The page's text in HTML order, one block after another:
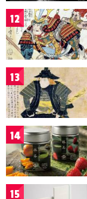
12
13
14
15